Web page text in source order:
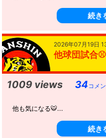
続き
2026年07月19日
他球団試合
1009 views 34コメ
他も気になる🐯...
続き